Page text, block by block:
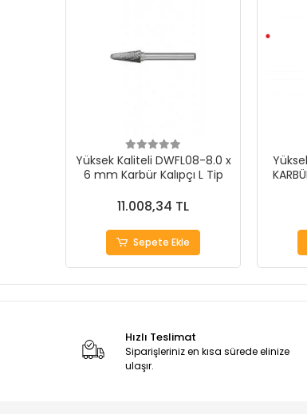
Yüksek Kaliteli DWFL08-8.0 x
6 mm Karbür Kalıpçı L Tip
11.008,34 TL
Sepete Ekle
Hızlı Teslimat
Siparişleriniz en kısa sürede elinize
ulaşır.